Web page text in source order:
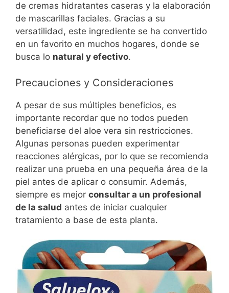
de cremas hidratantes caseras y la elaboración
de mascarillas faciales. Gracias a su
versatilidad, este ingrediente se ha convertido
en un favorito en muchos hogares, donde se
busca lo natural y efectivo.
Precauciones y Consideraciones
A pesar de sus múltiples beneficios, es
importante recordar que no todos pueden
beneficiarse del aloe vera sin restricciones.
Algunas personas pueden experimentar
reacciones alérgicas, por lo que se recomienda
realizar una prueba en una pequeña área de la
piel antes de aplicar o consumir. Además,
siempre es mejor consultar a un profesional
de la salud antes de iniciar cualquier
tratamiento a base de esta planta.